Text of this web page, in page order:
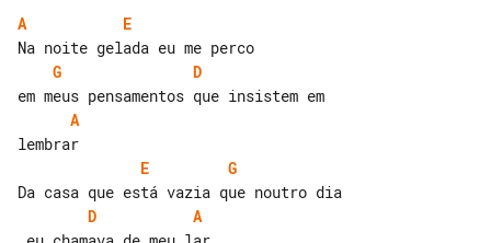
A
E
G
D
A
E
G
D
A